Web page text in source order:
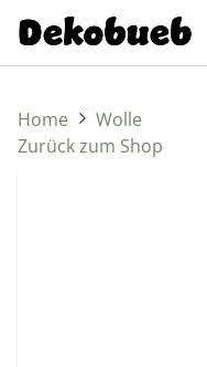
Home
Wolle
Zurück zum Shop